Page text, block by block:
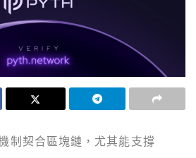
制契合區塊鏈，尤其能支撐